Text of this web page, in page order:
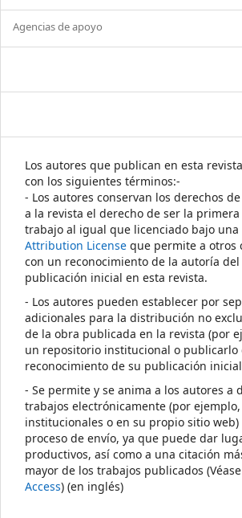
Agencias de apoyo
Los autores que publican en esta
con los siguientes términos:-
- Los autores conservan los derechos
a la revista el derecho de ser la
trabajo al igual que licenciado bajo una
Attribution License que permite a otros
con un reconocimiento de la autoría
publicación inicial en esta revista.
- Los autores pueden establecer por
adicionales para la distribución no
de la obra publicada en la revista (por
un repositorio institucional o publicarlo
reconocimiento de su publicación
- Se permite y se anima a los autores a
trabajos electrónicamente (por
institucionales o en su propio sitio
proceso de envío, ya que puede dar
productivos, así como a una citación
mayor de los trabajos publicados (Véase
Access) (en inglés)